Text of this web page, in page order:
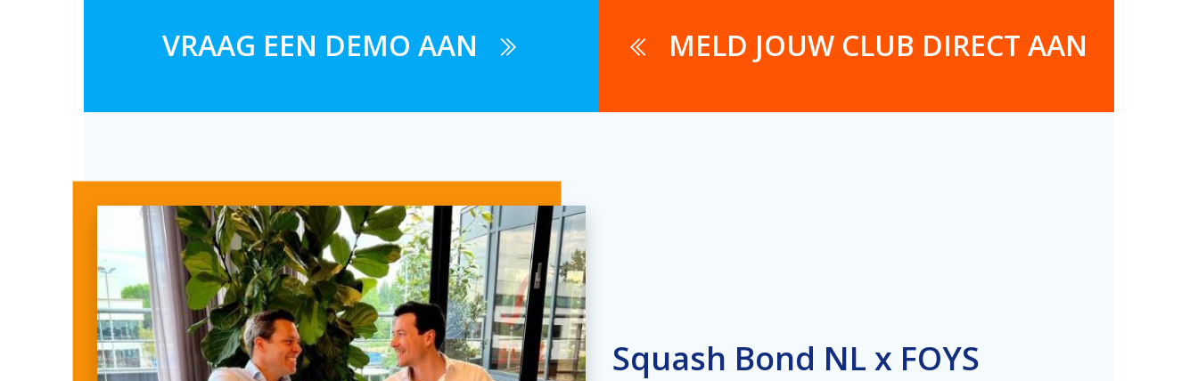
VRAAG EEN DEMO AAN MELD JOUW CLUB DIRECT AAN
Squash Bond NL x FOYS